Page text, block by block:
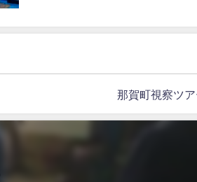
那賀町視察ツ